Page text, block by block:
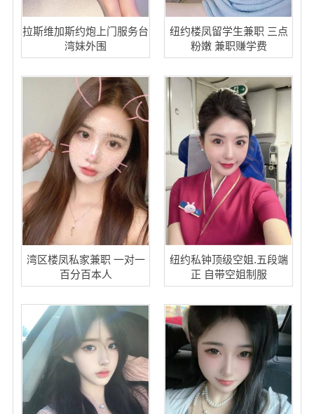
拉斯维加斯约炮上门服务台
湾妹外围
纽约楼凤留学生兼职 三点
粉嫩 兼职赚学费
湾区楼凤私家兼职 一对一
百分百本人
纽约私钟顶级空姐.五段端
正 自带空姐制服